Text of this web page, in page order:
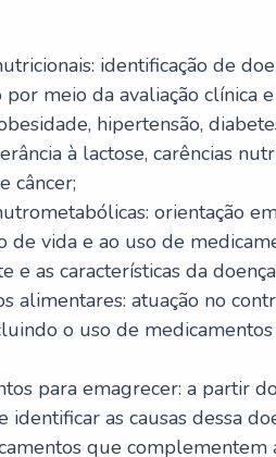
identificação de
meio da avaliação clínica
hipertensão,
à lactose, carências
câncer;
orientação
de vida e ao uso de
e as características da
alimentares: atuação no
o uso de
para emagrecer: a partir
as causas dessa
que complementem